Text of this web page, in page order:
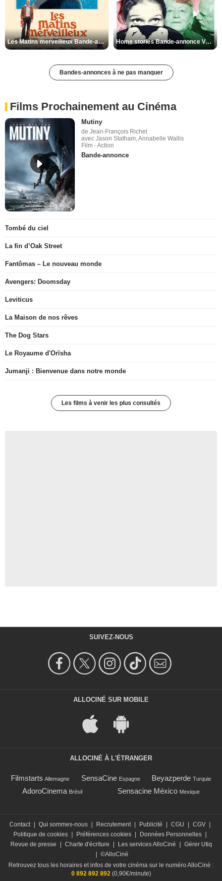
Les Matins merveilleux Bande-annonce VF Home stories Bande-annonce VO STFR
Bandes-annonces à ne pas manquer
Films Prochainement au Cinéma
Mutiny
de Jean-François Richet
avec Jason Statham, Annabelle Wallis
Film - Action
Bande-annonce
Tombé du ciel
La fin d’Oak Street
Fantômas – Le nouveau monde
Avengers: Doomsday
Leviticus
La Maison de nos rêves
The Dog Stars
Le Royaume d'Orïsha
Jumanji : Bienvenue dans notre monde
Les films à venir les plus consultés
SUIVEZ-NOUS
ALLOCINÉ SUR MOBILE
ALLOCINÉ À L'ÉTRANGER
Filmstarts Allemagne SensaCine Espagne Beyazperde Turquie
AdoroCinema Brésil Sensacine México Mexique
Contact | Qui sommes-nous | Recrutement | Publicité | CGU | CGV |
Politique de cookies | Préférences cookies | Données Personnelles |
Revue de presse
| Charte d'écriture | Les services AlloCiné | Gérer Utiq
| ©AlloCiné
Retrouvez tous les horaires et infos de votre cinéma sur le numéro AlloCiné :
0 892 892 892(0,90€/minute)